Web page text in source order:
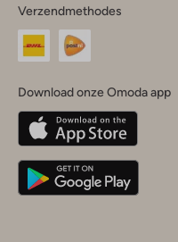
je
land
Nederland
Belgique(Français)
Deutschland
Verzendmethodes
Download onze Omoda app